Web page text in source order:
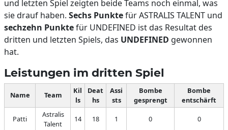
und letzten Spiel zeigten beide Teams noch einmal, was
sie drauf haben. Sechs Punktefür ASTRALIS TALENT und
sechzehn Punktefür UNDEFINED ist das Resultat des
dritten und letzten Spiels, das UNDEFINED gewonnen
hat.
Leistungen im dritten Spiel
Name Team
Kil
ls
Deat
hs
Assi
sts
Bombe
gesprengt
Bombe
entschärft
Patti
Astralis
Talent
14 18 1 0 0